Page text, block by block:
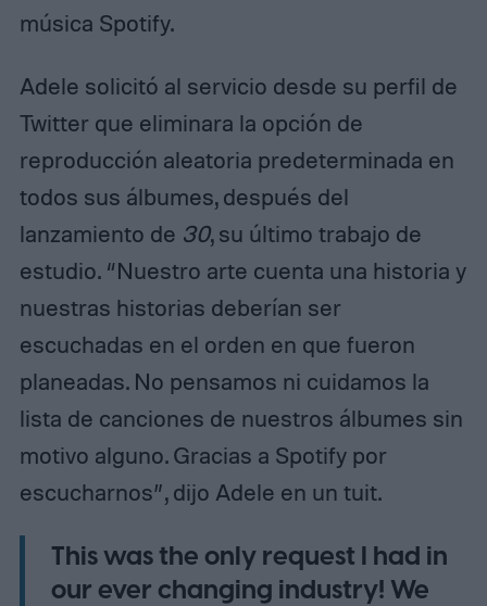
música Spotify.
Adele solicitó al servicio desde su perfil de
Twitter que eliminara la opción de
reproducción aleatoria predeterminada en
todos sus álbumes, después del
lanzamiento de 30, su último trabajo de
estudio. “Nuestro arte cuenta una historia y
nuestras historias deberían ser
escuchadas en el orden en que fueron
planeadas. No pensamos ni cuidamos la
lista de canciones de nuestros álbumes sin
motivo alguno. Gracias a Spotify por
escucharnos”, dijo Adele en un tuit.
This was the only request I had in
our ever changing industry! We